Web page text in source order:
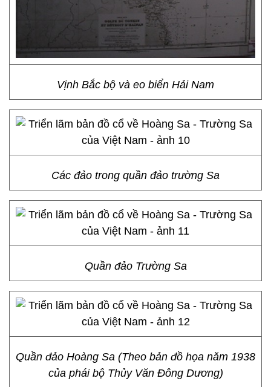
Vịnh Bắc bộ và eo biển Hải Nam
Các đảo trong quần đảo trường Sa
Quần đảo Trường Sa
Quần đảo Hoàng Sa (Theo bản đồ họa năm 1938
của phái bộ Thủy Văn Đông Dương)